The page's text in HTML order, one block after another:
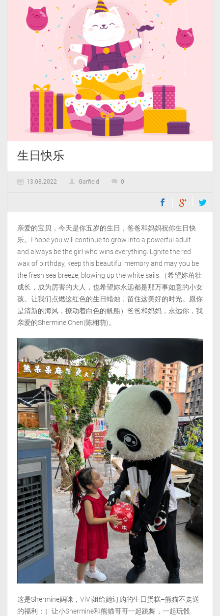
生日快乐
13.08.2022 Garfield 0
亲爱的宝贝，今天是你五岁的生日，爸爸和妈妈祝你生日快
乐。I hope you will continue to grow into a powerful adult
and always be the girl who wins everything. Lgnite the red
wax of birthday, keep this beautiful memory and may you be
the fresh sea breeze, blowing up the white sails.（希望妳茁壮
成长，成为厉害的大人，也希望妳永远都是那万事如意的小女
孩。让我们点燃这红色的生日蜡烛，留住这美好的时光。愿你
是清新的海风，撩动着白色的帆船）爸爸和妈妈，永远你，我
亲爱的Shermine Chen(陈栩萌)。
这是Shermine妈咪，ViVi姐给她订购的生日蛋糕–熊猫不走送
的福利：）让小Shermine和熊猫哥哥一起跳舞，一起玩骰